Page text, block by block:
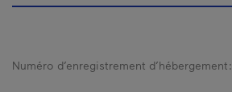
Numéro d’enregistrement d’hébergement :